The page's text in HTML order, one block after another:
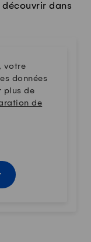
découvrir dans
votre
données
plus de
de